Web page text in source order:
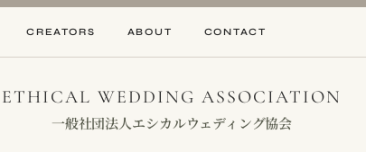
CREATORS ABOUT CONTACT
ETHICAL WEDDING ASSOCIATION
一般社団法人エシカルウェディング協会